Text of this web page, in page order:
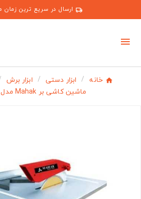
ارسال در سریع ترین
خانه ابزار دستی ابزار برش
ماشین کاشی بر Mahak مدل TC-900